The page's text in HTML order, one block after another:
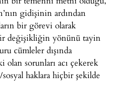
gidişinin ardından
bir görevi olarak
değişikliğin yönünü tayin
cümleler dışında
sorunları acı çekerek
haklara hiçbir şekilde